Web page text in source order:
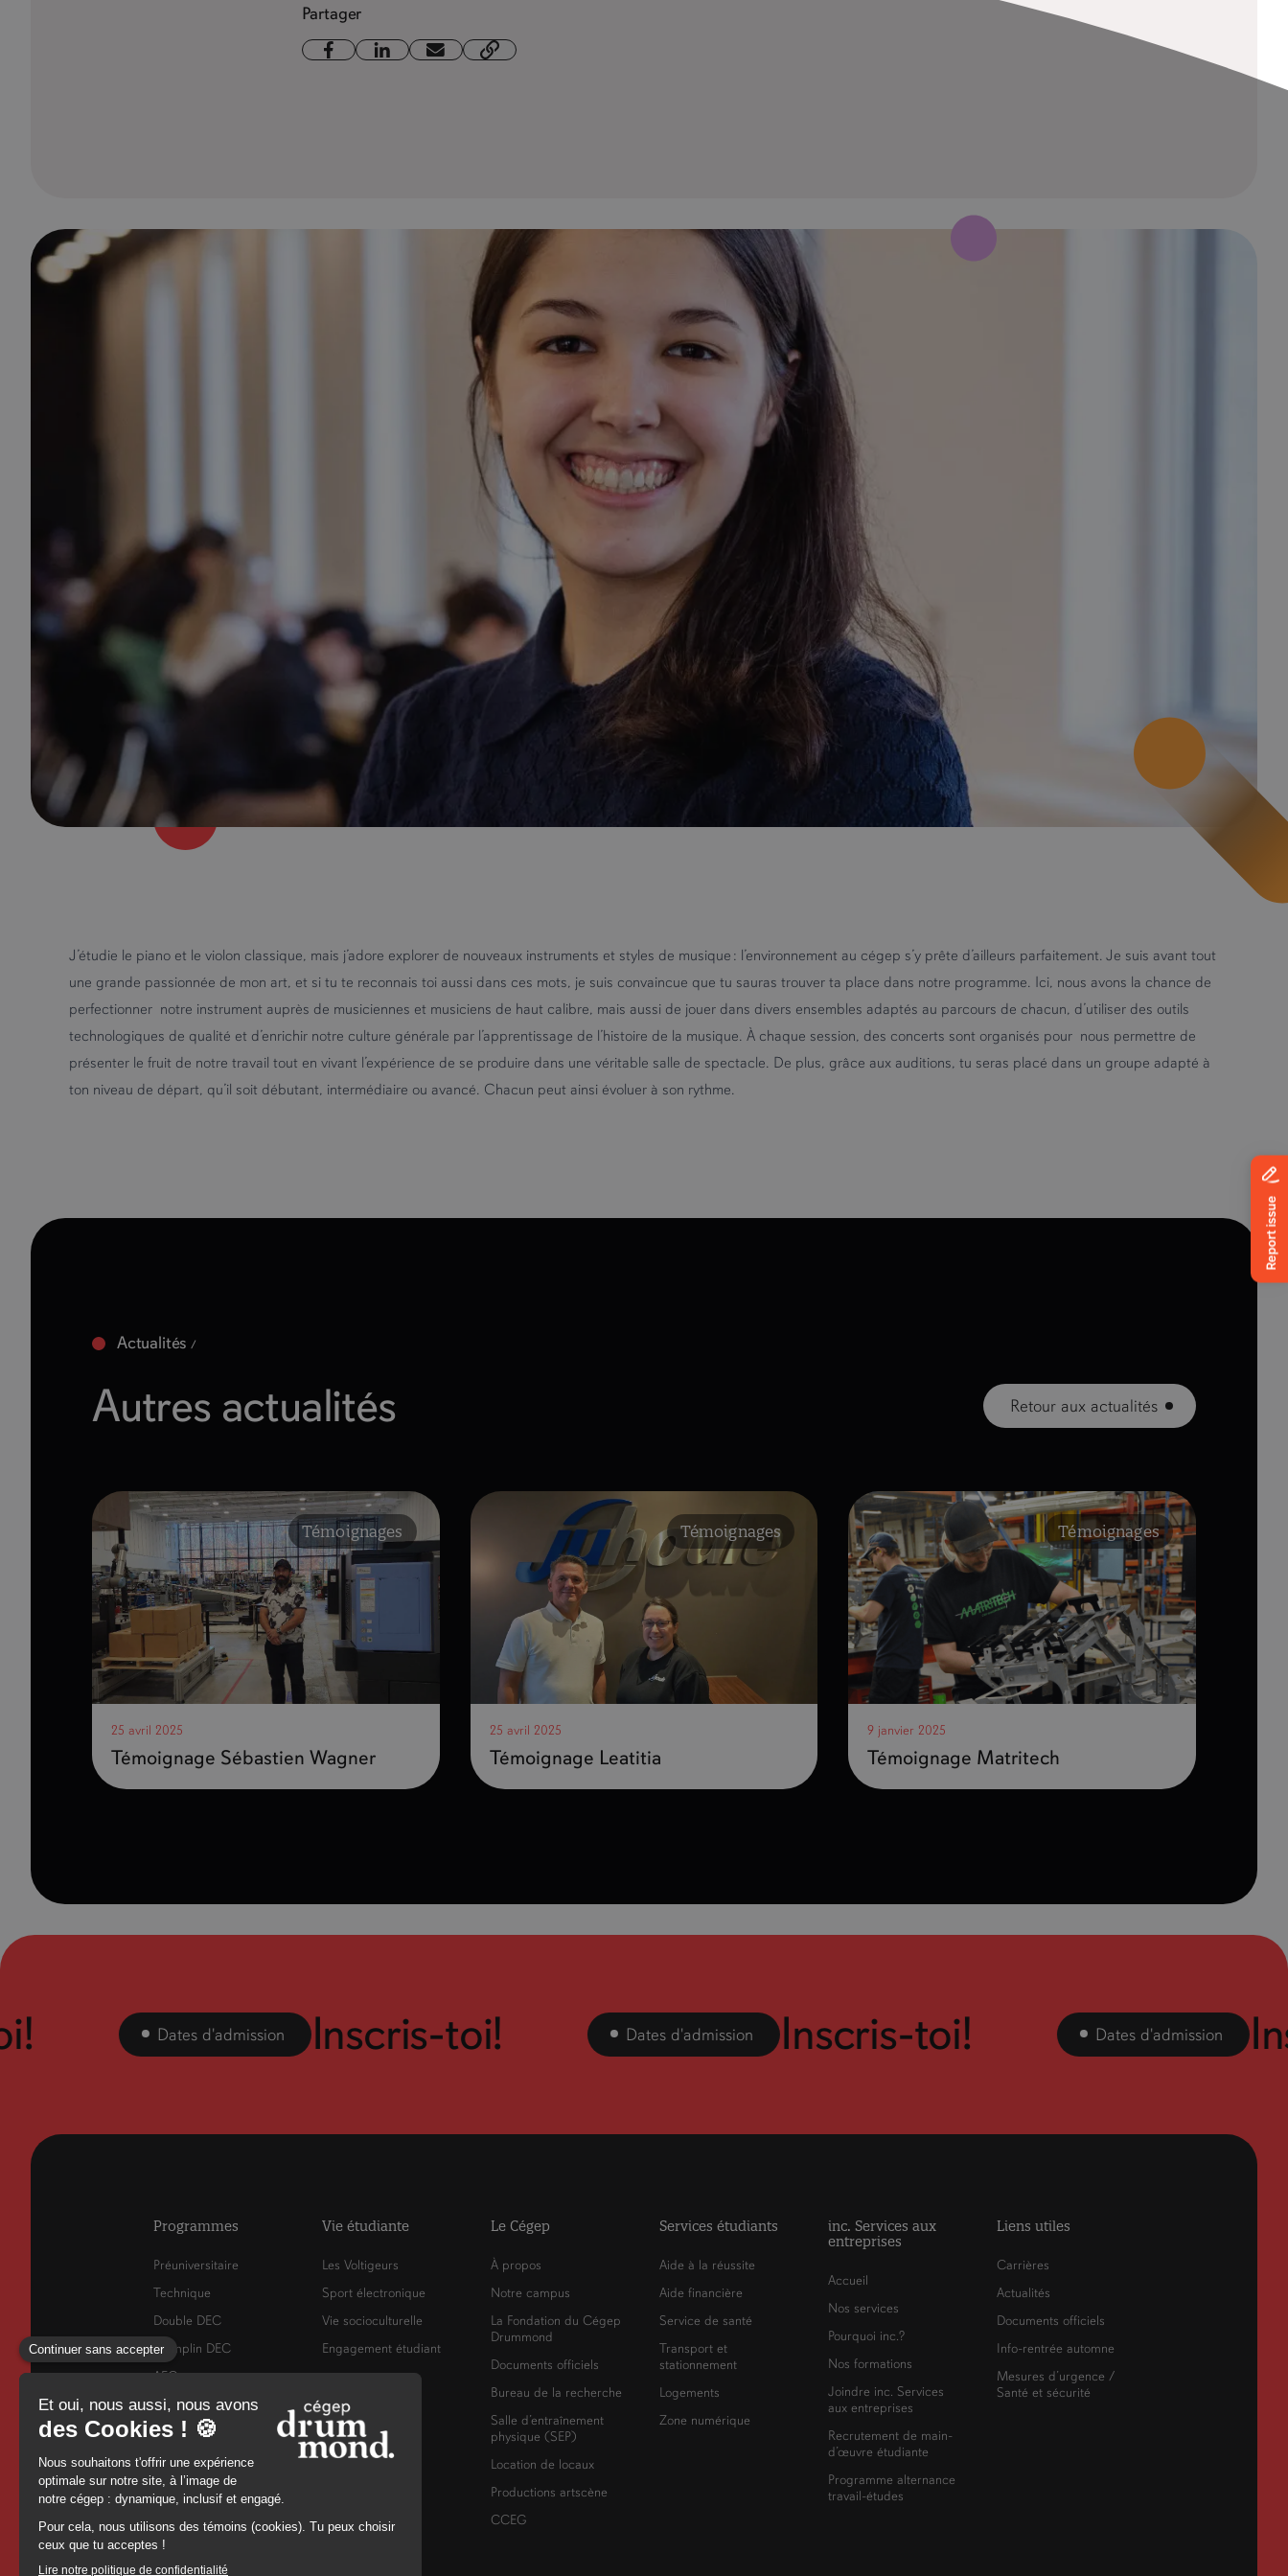
Partager
J’étudie le piano et le violon classique, mais j’adore explorer de nouveaux instruments et styles de musique : l’environnement au cégep s’y prête d’ailleurs parfaitement. Je suis avant tout
une grande passionnée de mon art, et si tu te reconnais toi aussi dans ces mots, je suis convaincue que tu sauras trouver ta place dans notre programme. Ici, nous avons la chance de
perfectionner notre instrument auprès de musiciennes et musiciens de haut calibre, mais aussi de jouer dans divers ensembles adaptés au parcours de chacun, d’utiliser des outils
technologiques de qualité et d’enrichir notre culture générale par l’apprentissage de l’histoire de la musique. À chaque session, des concerts sont organisés pour nous permettre de
présenter le fruit de notre travail tout en vivant l’expérience de se produire dans une véritable salle de spectacle. De plus, grâce aux auditions, tu seras placé dans un groupe adapté à
ton niveau de départ, qu’il soit débutant, intermédiaire ou avancé. Chacun peut ainsi évoluer à son rythme.
Actualités
Autres actualités Retour aux actualités
Témoignages
25 avril 2025
Témoignage Sébastien Wagner
Témoignages
25 avril 2025
Témoignage Leatitia
Témoignages
9 janvier 2025
Témoignage Matritech
Dates d'admission Inscris-toi! Dates d'admission Inscris-toi! Dates d'admission
Programmes
Préuniversitaire
Technique
Double DEC
Tremplin DEC
AEC
RAC
Francisation
Cours de
perfectionnement
Admission
Vie étudiante
Les Voltigeurs
Sport électronique
Vie socioculturelle
Engagement étudiant
Le Cégep
À propos
Notre campus
La Fondation du Cégep
Drummond
Documents officiels
Bureau de la recherche
Salle d’entraînement
physique (SEP)
Location de locaux
Productions artscène
CCEG
Services étudiants
Aide à la réussite
Aide financière
Service de santé
Transport et
stationnement
Logements
Zone numérique
inc. Services aux
entreprises
Accueil
Nos services
Pourquoi inc.?
Nos formations
Joindre inc. Services
aux entreprises
Recrutement de main-
d’œuvre étudiante
Programme alternance
travail-études
Liens utiles
Carrières
Actualités
Documents officiels
Info-rentrée automne
Mesures d’urgence /
Santé et sécurité